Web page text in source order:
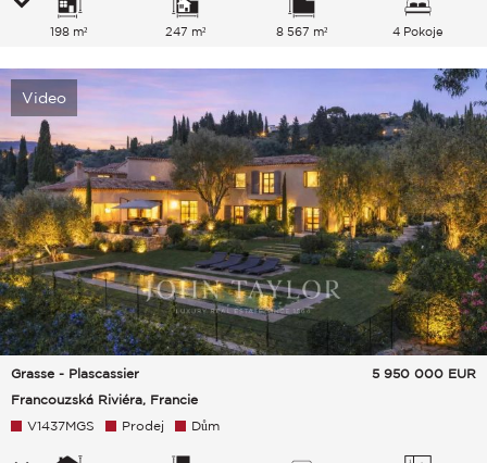
198 m² 247 m² 8 567 m² 4 Pokoje
Video
Grasse - Plascassier
Francouzská Riviéra, Francie
5 950 000 EUR
V1437MGS Prodej Dům